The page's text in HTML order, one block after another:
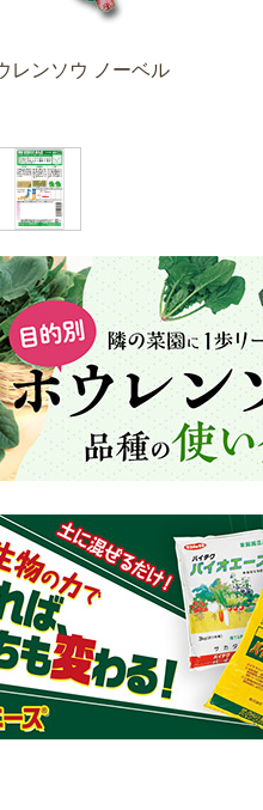
レンソウ ノーベル